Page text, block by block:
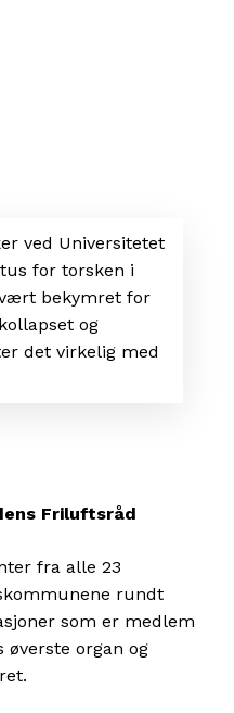
ved Universitetet
for torsken i
bekymret for
og
det virkelig med
Friluftsråd
fra alle 23
rundt
som er medlem
øverste organ og